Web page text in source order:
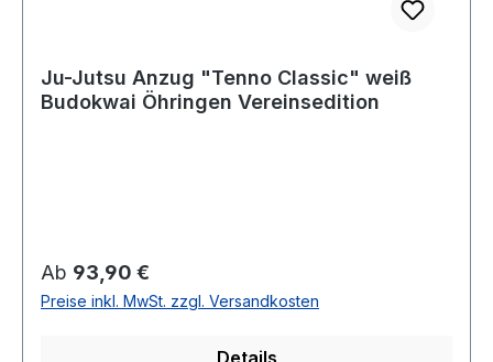
Ju-Jutsu Anzug "Tenno Classic" weiß
Budokwai Öhringen Vereinsedition
Regulärer Preis:
Ab 93,90 €
Preise inkl. MwSt. zzgl. Versandkosten
Details